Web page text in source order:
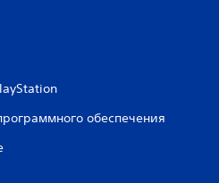
обеспечения